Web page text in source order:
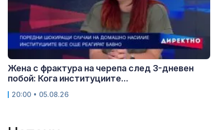
Жена с фрактура на черепа след 3-дневен
побой: Кога институциите...
20:00 • 05.08.26